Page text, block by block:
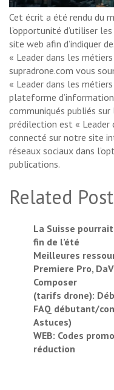
Cet écrit a été rendu du
l’opportunité d’utiliser
site web afin d’indiquer
« Leader dans les
supradrone.com vous
« Leader dans les
plateforme
communiqués publiés
prédilection est « Leader
connecté sur notre site
réseaux sociaux dans
publications.
Related
La Suisse
fin de l’été
Meilleures
Premiere Pro,
Composer
(tarifs drone):
FAQ débutant/
Astuces)
WEB: Codes
réduction